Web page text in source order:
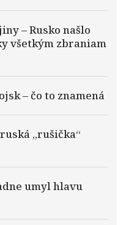
– Rusko našlo
všetkým zbraniam
– čo to znamená
„rušička“
umyl hlavu